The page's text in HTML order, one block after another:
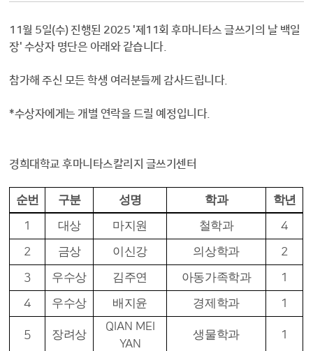
11월 5일(수) 진행된 2025 '제11회 후마니타스 글쓰기의 날 백일
장' 수상자 명단은 아래와 같습니다.
참가해 주신 모든 학생 여러분들께 감사드립니다.
*수상자에게는 개별 연락을 드릴 예정입니다.
경희대학교 후마니타스칼리지 글쓰기센터
순번 구분 성명 학과
학년
1
대상 마지원 철학과
4
2
금상 이신강 의상학과
2
3
우수상 김주연 아동가족학과
1
4
우수상 배지윤 경제학과 1
5 장려상
QIAN MEI
YAN
생물학과 1